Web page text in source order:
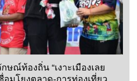
ษณ์ท้องถิ่น “เงาะเมืองเลย
อมโยงตลาด-การท่องเที่ยว